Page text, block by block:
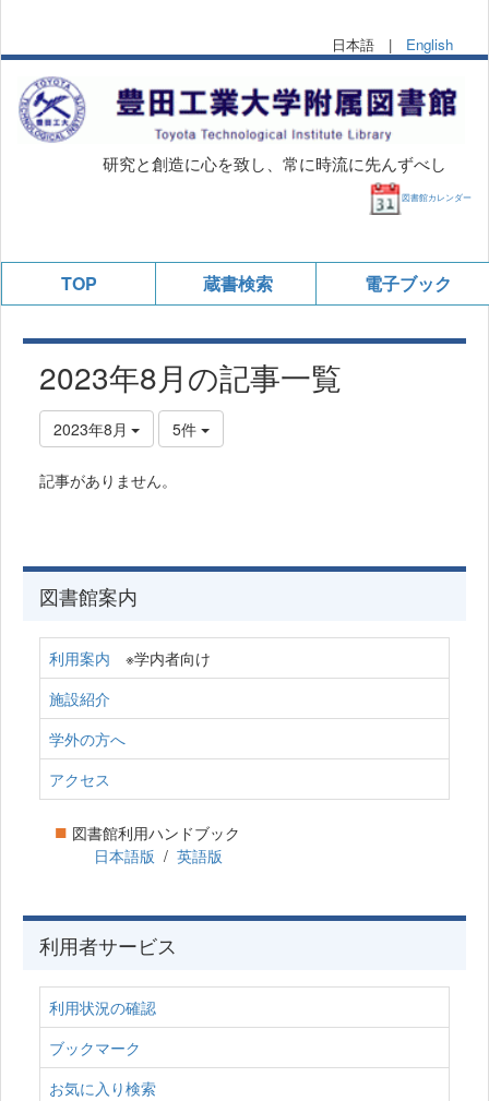
日本語 | English
研究と創造に心を致し、常に時流に先んずべし
図書館カレンダー
TOP 蔵書検索 電子ブック
2023年8月の記事一覧
2023年8月 5件
記事がありません。
図書館案内
利用案内 ※学内者向け
施設紹介
学外の方へ
アクセス
■ 図書館利用ハンドブック
日本語版 / 英語版
利用者サービス
利用状況の確認
ブックマーク
お気に入り検索